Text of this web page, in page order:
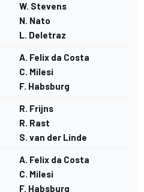
W. Stevens
N. Nato
L. Deletraz
A. Felix da Costa
C. Milesi
F. Habsburg
R. Frijns
R. Rast
S. van der Linde
A. Felix da Costa
C. Milesi
F. Habsburg